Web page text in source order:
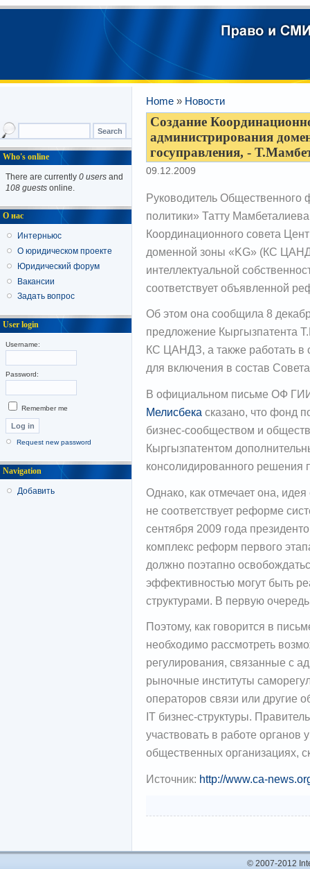
Home » Новости
Создание
администрирования
госуправления, -
09.12.2009
Руководитель Общественного
политики» Татту
Координационного совета
доменной зоны «KG» (КС
интеллектуальной
соответствует объявленной
Об этом она сообщила 8
предложение Кыргызпатента
КС ЦАНДЗ, а также работать в
для включения в состав
В официальном письме ОФ
Мелисбека сказано, что фонд
бизнес-сообществом и
Кыргызпатентом
консолидированного
Однако, как отмечает она,
не соответствует реформе
сентября 2009 года
комплекс реформ первого
должно поэтапно
эффективностью могут быть
структурами. В первую
Поэтому, как говорится в
необходимо рассмотреть
регулирования, связанные с
рыночные институты
операторов связи или другие
IT бизнес-структуры.
участвовать в работе органов
общественных организациях,
Источник: http://www.ca-
Who's online
There are currently 0 users and
108 guests online.
О нас
Интерньюс
О юридическом проекте
Юридический форум
Вакансии
Задать вопрос
User login
Username:
Password:
Remember me
Request new password
Navigation
Добавить
© 2007-2012